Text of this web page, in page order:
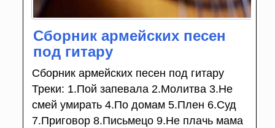
Сборник армейских песен
под гитару
Сборник армейских песен под гитару
Треки: 1.Пой запевала 2.Молитва 3.Не
смей умирать 4.По домам 5.Плен 6.Суд
7.Приговор 8.Письмецо 9.Не плачь мама